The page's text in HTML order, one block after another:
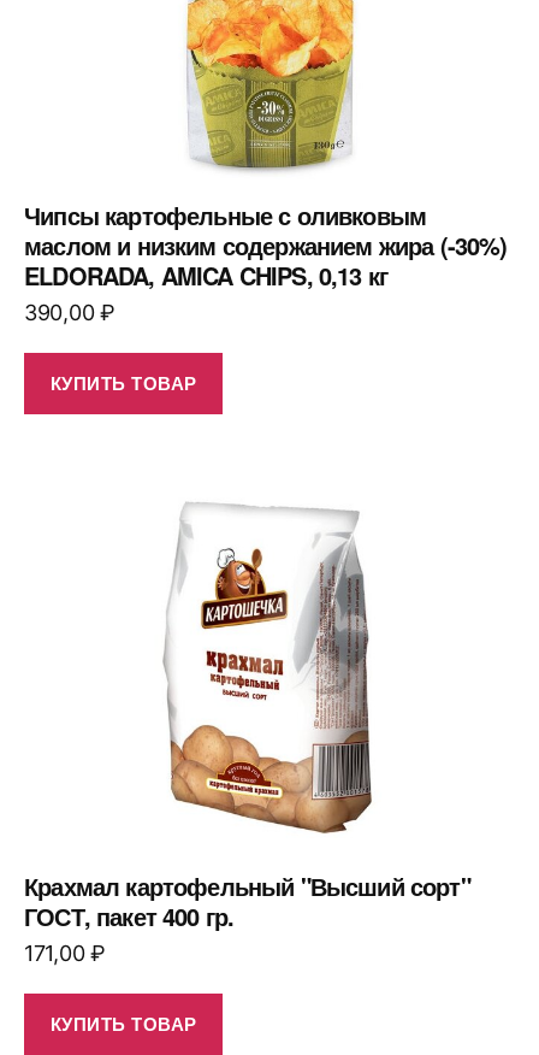
Чипсы картофельные с оливковым
маслом и низким содержанием жира (-30%)
ELDORADA, AMICA CHIPS, 0,13 кг
390,00₽
КУПИТЬ ТОВАР
Крахмал картофельный "Высший сорт"
ГОСТ, пакет 400 гр.
171,00₽
КУПИТЬ ТОВАР